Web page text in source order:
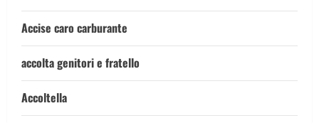
Accise caro carburante
accolta genitori e fratello
Accoltella